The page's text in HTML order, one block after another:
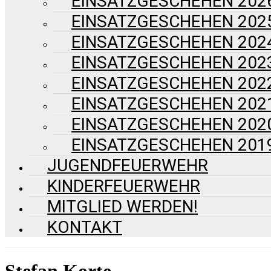
EINSATZGESCHEHEN
EINSATZGESCHEHEN
EINSATZGESCHEHEN
EINSATZGESCHEHEN
EINSATZGESCHEHEN
EINSATZGESCHEHEN
EINSATZGESCHEHEN
JUGENDFEUERWEHR
KINDERFEUERWEHR
MITGLIED WERDEN!
KONTAKT